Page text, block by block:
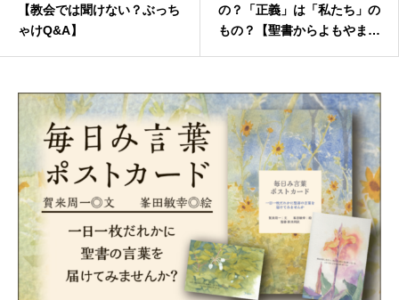
【教会では聞けない？ぶっち
ゃけQ&A】
の？「正義」は「私たち」の
もの？【聖書からよもやま話